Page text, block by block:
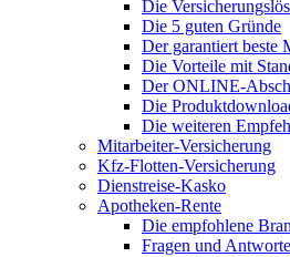
Die
Die 5 guten Gründe
Der garantiert beste
Die Vorteile mit
Der ONLINE-
Die
Die weiteren
Mitarbeiter-Versicherung
Kfz-Flotten-Versicherung
Dienstreise-Kasko
Apotheken-Rente
Die empfohlene
Fragen und